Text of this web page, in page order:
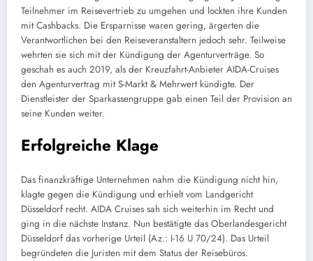
Teilnehmer im Reisevertrieb zu umgehen und lockten ihre Kunden
mit Cashbacks. Die Ersparnisse waren gering, ärgerten die
Verantwortlichen bei den Reiseveranstaltern jedoch sehr. Teilweise
wehrten sie sich mit der Kündigung der Agenturverträge. So
geschah es auch 2019, als der Kreuzfahrt-Anbieter AIDA-Cruises
den Agenturvertrag mit S-Markt & Mehrwert kündigte. Der
Dienstleister der Sparkassengruppe gab einen Teil der Provision an
seine Kunden weiter.
Erfolgreiche Klage
Das finanzkräftige Unternehmen nahm die Kündigung nicht hin,
klagte gegen die Kündigung und erhielt vom Landgericht
Düsseldorf recht. AIDA Cruises sah sich weiterhin im Recht und
ging in die nächste Instanz. Nun bestätigte das Oberlandesgericht
Düsseldorf das vorherige Urteil (Az.: I-16 U 70/24). Das Urteil
begründeten die Juristen mit dem Status der Reisebüros.